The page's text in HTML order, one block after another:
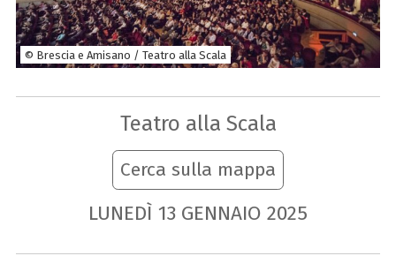
© Brescia e Amisano / Teatro alla Scala
Teatro alla Scala
Cerca sulla mappa
LUNEDÌ 13 GENNAIO 2025